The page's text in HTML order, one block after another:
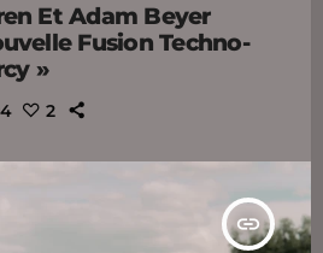
Et Adam Beyer
Fusion Techno-
»
2
insert_link